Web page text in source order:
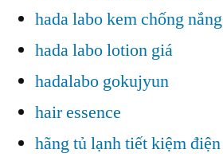
hada labo kem chống nắng
hada labo lotion giá
hadalabo gokujyun
hair essence
hãng tủ lạnh tiết kiệm điện